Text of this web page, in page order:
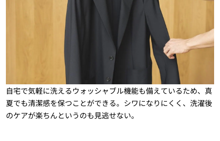
自宅で気軽に洗えるウォッシャブル機能も備えているため、真
夏でも清潔感を保つことができる。シワになりにくく、洗濯後
のケアが楽ちんというのも見逃せない。